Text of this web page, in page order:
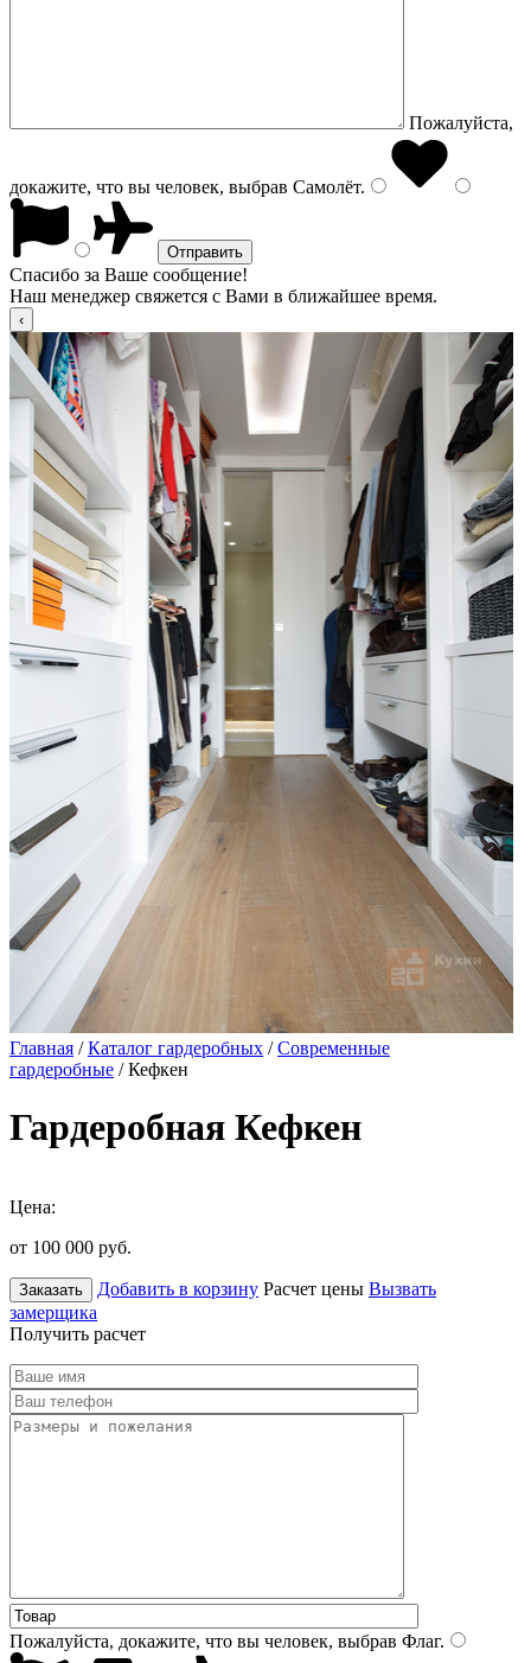
Пожалуйста,
докажите, что вы человек, выбрав Самолёт.
Спасибо за Ваше сообщение!
Наш менеджер свяжется с Вами в ближайшее время.
Главная /Каталог гардеробных /Современные
гардеробные / Кефкен
Гардеробная Кефкен
Цена:
от 100 000 руб.
Заказать Добавить в корзину Расчет цены Вызвать
замерщика
Получить расчет
Пожалуйста, докажите, что вы человек, выбрав Флаг.